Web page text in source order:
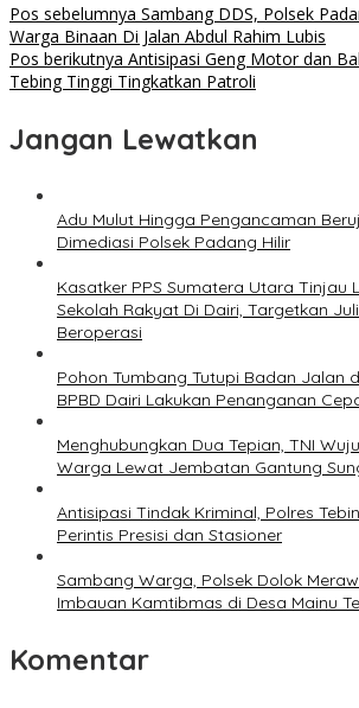
Pos sebelumnya Sambang DDS, Polsek
Warga Binaan Di Jalan Abdul Rahim Lubis
Pos berikutnya Antisipasi Geng Motor dan
Tebing Tinggi Tingkatkan Patroli
Jangan Lewatkan
Adu Mulut Hingga Pengancaman
Dimediasi Polsek Padang Hilir
Kasatker PPS Sumatera Utara Tinjau
Sekolah Rakyat Di Dairi, Targetkan
Beroperasi
Pohon Tumbang Tutupi Badan Jalan
BPBD Dairi Lakukan Penanganan
Menghubungkan Dua Tepian, TNI
Warga Lewat Jembatan Gantung
Antisipasi Tindak Kriminal, Polres
Perintis Presisi dan Stasioner
Sambang Warga, Polsek Dolok
Imbauan Kamtibmas di Desa Mainu
Komentar